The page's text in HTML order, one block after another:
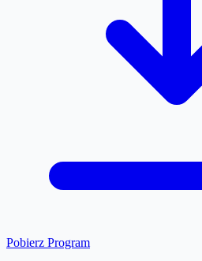
Pobierz Program